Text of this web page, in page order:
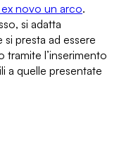
novo un arco.
si adatta
presta ad essere
tramite l’inserimento
a quelle presentate